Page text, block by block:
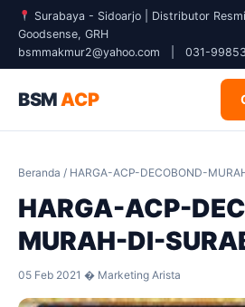
Surabaya - Sidoarjo | Distributor
Goodsense, GRH
bsmmakmur2@yahoo.com
031-
BSMACP
Beranda / HARGA-ACP-DECOBOND-
HARGA-ACP-
MURAH-DI-
05 Feb 2021 � Marketing Arista